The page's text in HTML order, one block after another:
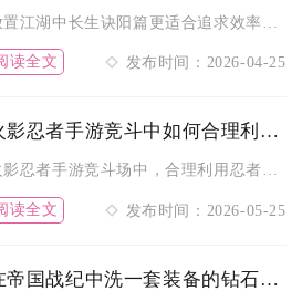
读全文 发布时间：2026-04-25
火影忍者手游竞斗中如何合理利用忍者技能
火影忍者手游竞斗场中，合理利用忍者技能是制胜核心，关键在于把...
读全文 发布时间：2026-05-25
在帝国战纪中洗一套装备的钻石消耗是多少